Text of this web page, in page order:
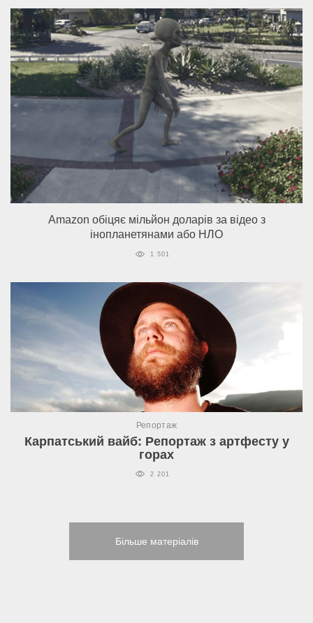
Amazon обіцяє мільйон доларів за відео з
інопланетянами або НЛО
1 501
Репортаж
Карпатський вайб: Репортаж з артфесту у
горах
2 201
Більше матеріалів